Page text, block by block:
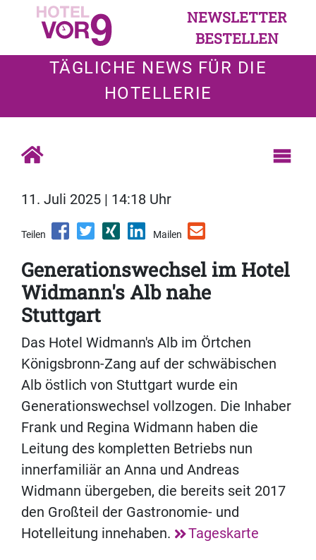
NEWSLETTER
BESTELLEN
TÄGLICHE NEWS FÜR DIE
HOTELLERIE
11. Juli 2025 | 14:18 Uhr
Teilen Mailen
Generationswechsel im Hotel
Widmann's Alb nahe
Stuttgart
Das Hotel Widmann's Alb im Örtchen
Königsbronn-Zang auf der schwäbischen
Alb östlich von Stuttgart wurde ein
Generationswechsel vollzogen. Die Inhaber
Frank und Regina Widmann haben die
Leitung des kompletten Betriebs nun
innerfamiliär an Anna und Andreas
Widmann übergeben, die bereits seit 2017
den Großteil der Gastronomie- und
Hotelleitung innehaben.
Tageskarte